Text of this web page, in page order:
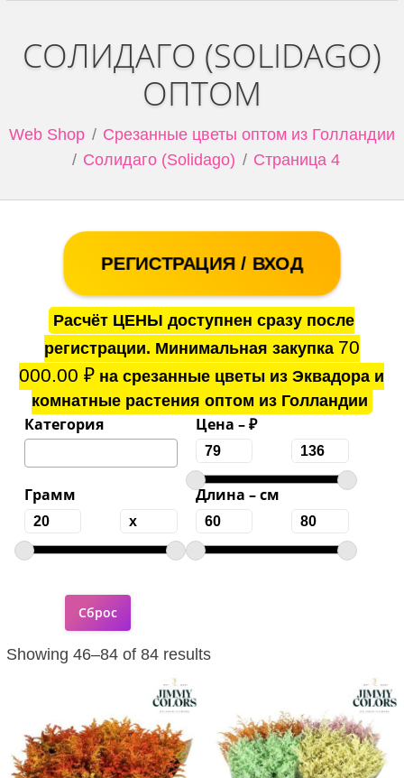
СОЛИДАГО (SOLIDAGO)
ОПТОМ
Web Shop
Срезанные цветы оптом из Голландии
Солидаго (Solidago)
Страница 4
РЕГИСТРАЦИЯ / ВХОД
Расчёт ЦЕНЫ доступнен сразу после
регистрации. Минимальная закупка 70
000.00₽ на срезанные цветы из Эквадора и
комнатные растения оптом из Голландии
Категория Цена – ₽
Грамм Длина – см
Showing 46–84 of 84 results